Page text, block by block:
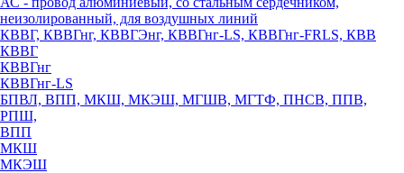
неизолированный, для воздушных линий
КВВГ, КВВГнг, КВВГЭнг, КВВГнг-LS, КВВГнг-FRLS, КВВ
КВВГ
КВВГнг
КВВГнг-LS
БПВЛ, ВПП, МКШ, МКЭШ, МГШВ, МГТФ, ПНСВ, ППВ,
РПШ,
ВПП
МКШ
МКЭШ